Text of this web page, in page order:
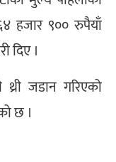
हजार ९०० रुपैयाँ
दिए ।
जडान गरिएको
छ ।